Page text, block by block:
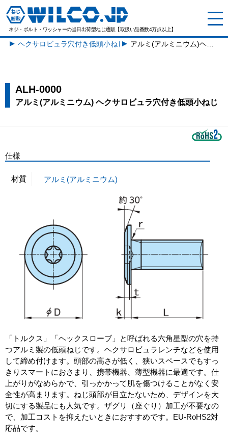
ネジ・ボルト・ワッシャーの当日出荷型ねじ通販【取扱い品番数4万点以上】
ヘクサロビュラ穴付き低頭小ねじ一覧 アルミ(アルミニウム)ヘクサロビュラ穴付き低頭小ねじ
ALH-0000
アルミ(アルミニウム) ヘクサロビュラ穴付き低頭小ねじ
仕様
材質 アルミ(アルミニウム)
「トルクス」「ヘックスローブ」と呼ばれる六角星型の穴を持
つアルミ製の低頭ねじです。ヘクサロビュラレンチなどを使用
して締め付けます。頭部の高さが低く、狭いスペースでもすっ
きりスマートにおさまり、携帯機器、薄型機器に最適です。仕
上がりがなめらかで、引っかかって肌を傷つけることがなく安
全性が高まります。ねじ頭部が目立たないため、デザインを大
切にする製品にも人気です。ザグリ（座ぐり）加工が不要なの
で、加工コストを抑えたいときにおすすめです。EU-RoHS2対
応品です。